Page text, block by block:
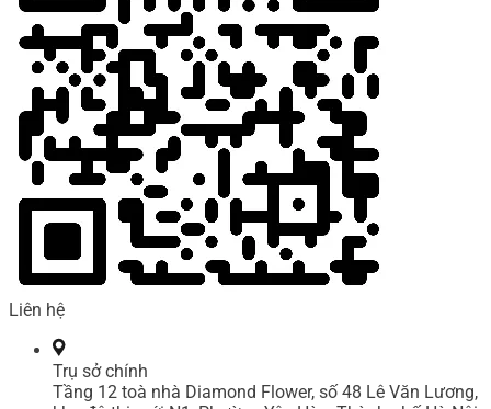
Liên hệ
Trụ sở chính
Tầng 12 toà nhà Diamond Flower, số 48 Lê Văn Lương,